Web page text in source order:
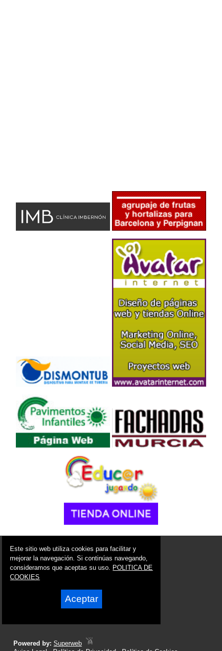
© 2006 - 2026 Portal de Alcantarilla Noticias
info@portaldealcantarilla.es
Síguenos en:
Powered by:Superweb
Este sitio web utiliza cookies para facilitar y
mejorar la navegación. Si continúas navegando,
consideramos que aceptas su uso. POLITICA DE
COOKIES
Aceptar